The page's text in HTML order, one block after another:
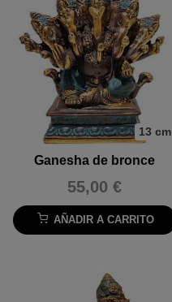
13 cm
Ganesha de bronce
55,00 €
AÑADIR A CARRITO